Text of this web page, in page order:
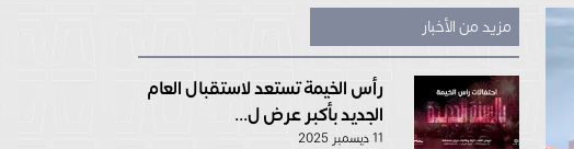
مزيد من الأخبار
رأس الخيمة تستعد لاستقبال العام
الجديد بأكبر عرض ل...
11 ديسمبر 2025